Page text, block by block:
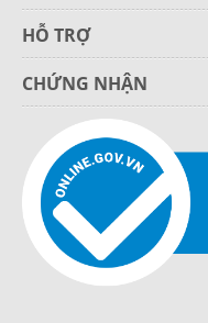
HỖ TRỢ
CHỨNG NHẬN